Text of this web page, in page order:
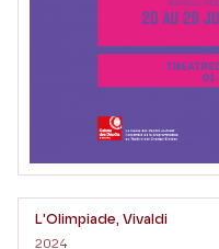
L'Olimpiade, Vivaldi
2024